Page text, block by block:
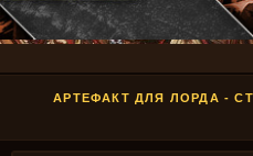
АРТЕФАКТ ДЛЯ ЛОРДА -